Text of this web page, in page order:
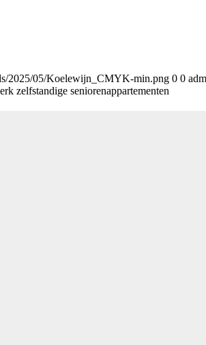
2025/05/Koelewijn_CMYK-min.png 0 0
zelfstandige seniorenappartementen